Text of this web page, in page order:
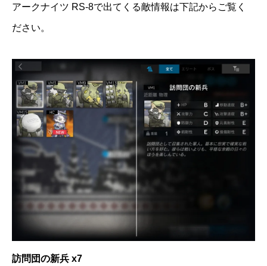
アークナイツ RS-8で出てくる敵情報は下記からご覧く
ださい。
訪問団の新兵 x7